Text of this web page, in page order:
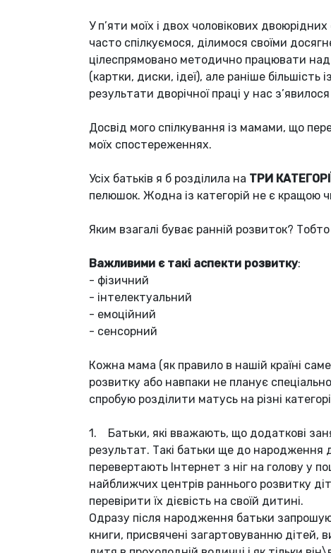
У п’яти моїх і двох чоловікових
часто спілкуємося, ділимося своїми
цілеспрямовано методично працювати
(картки, диски, ідеї), але раніше
результати дворічної праці у нас
Досвід мого спілкування із мамами, що
моїх спостереженнях.
Усіх батьків я б розділила на ТРИ
пелюшок. Жодна із категорій не є кращою
Яким взагалі буває ранній розвиток?
Важливими є такі аспекти розвитку:
- фізичний
- інтелектуальний
- емоційний
- сенсорний
Кожна мама (як правило в нашій країні
розвитку або навпаки не планує
спробую розділити матусь на різні
1. Батьки, які вважають, що додаткові
результат. Такі батьки ще до народження
перевертають Інтернет з ніг на голову у
найближчих центрів раннього розвитку
перевірити їх дієвість на своїй дитині.
Одразу після народження батьки
книги, присвячені загартовуванню